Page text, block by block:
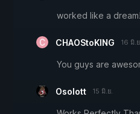
worked like a
CHAOStoKING 16 มิ.
You guys are
Osolott 15 มิ.ย.